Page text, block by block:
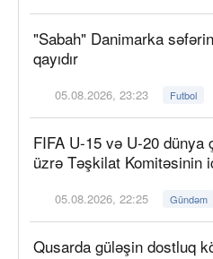
"Sabah" Danimarka
qayıdır
05.08.2026, 23:23 Futbol
FIFA U-15 və U-20 dünya
üzrə Təşkilat Komitəsinin
05.08.2026, 22:25 Gündəm
Qusarda güləşin dostluq